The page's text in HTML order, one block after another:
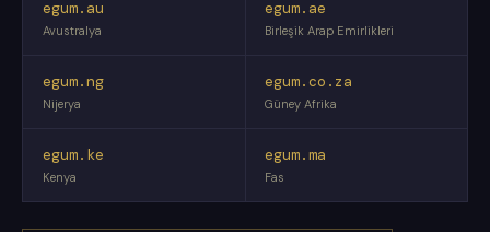
egum.au
Avustralya
egum.ae
Birleşik Arap Emirlikleri
egum.ng
Nijerya
egum.co.za
Güney Afrika
egum.ke
Kenya
egum.ma
Fas